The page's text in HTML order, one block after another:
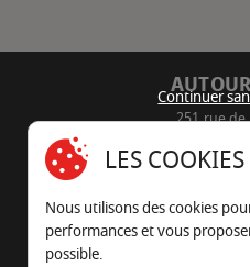
251 rue de
05 45
Nous
Continuer
LES
Nous utilisons des cookies
performances et vous
possible.